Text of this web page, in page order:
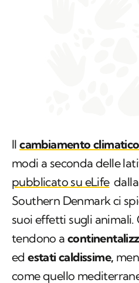
Ilcambiamento climatico
modi a seconda delle
pubblicato su eLife
Southern Denmark ci
suoi effetti sugli
tendono a
edestati caldissime,
come quello